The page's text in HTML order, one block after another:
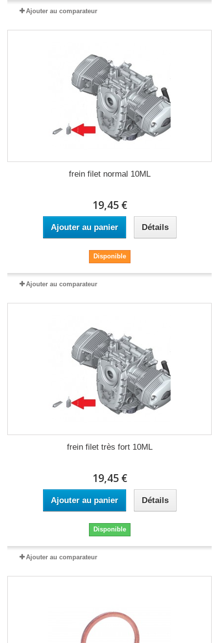
Ajouter au comparateur
frein filet normal 10ML
19,45 €
Ajouter au panier Détails
Disponible
Ajouter au comparateur
frein filet très fort 10ML
19,45 €
Ajouter au panier Détails
Disponible
Ajouter au comparateur